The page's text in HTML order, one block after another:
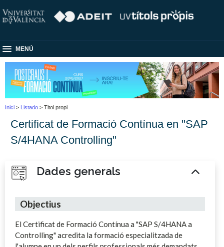
MENÚ
Inici > Listado > Titol propi
Certificat de Formació Contínua en "SAP
S/4HANA Controlling"
Dades generals
Objectius
El Certificat de Formació Contínua a "SAP S/4HANA a
Controlling" acredita la formació especialitzada de